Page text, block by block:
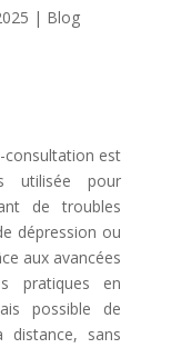
| Blog
consultation est
utilisée pour
de troubles
dépression ou
aux avancées
pratiques en
possible de
distance, sans